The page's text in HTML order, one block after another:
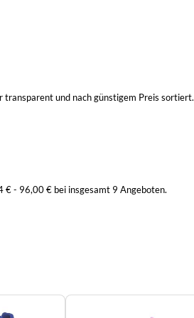
transparent und nach günstigem Preis sortiert.
€ - 96,00 € bei insgesamt 9 Angeboten.